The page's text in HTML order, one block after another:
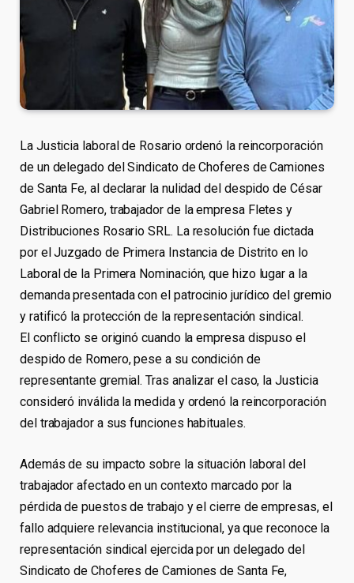
La Justicia laboral de Rosario ordenó la reincorporación
de un delegado del Sindicato de Choferes de Camiones
de Santa Fe, al declarar la nulidad del despido de César
Gabriel Romero, trabajador de la empresa Fletes y
Distribuciones Rosario SRL. La resolución fue dictada
por el Juzgado de Primera Instancia de Distrito en lo
Laboral de la Primera Nominación, que hizo lugar a la
demanda presentada con el patrocinio jurídico del gremio
y ratificó la protección de la representación sindical.
El conflicto se originó cuando la empresa dispuso el
despido de Romero, pese a su condición de
representante gremial. Tras analizar el caso, la Justicia
consideró inválida la medida y ordenó la reincorporación
del trabajador a sus funciones habituales.
Además de su impacto sobre la situación laboral del
trabajador afectado en un contexto marcado por la
pérdida de puestos de trabajo y el cierre de empresas, el
fallo adquiere relevancia institucional, ya que reconoce la
representación sindical ejercida por un delegado del
Sindicato de Choferes de Camiones de Santa Fe,